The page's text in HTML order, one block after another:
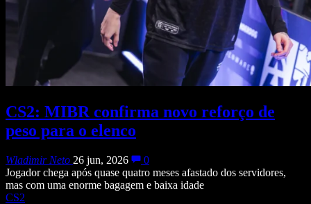
CS2: MIBR confirma novo reforço de
peso para o elenco
Wladimir Neto 26 jun, 2026
0
Jogador chega após quase quatro meses afastado dos servidores,
mas com uma enorme bagagem e baixa idade
CS2